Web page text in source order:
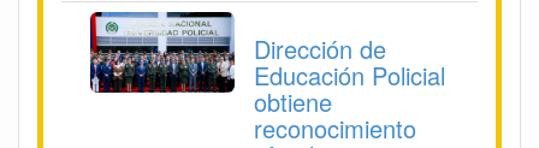
Dirección de
Educación Policial
obtiene
reconocimiento